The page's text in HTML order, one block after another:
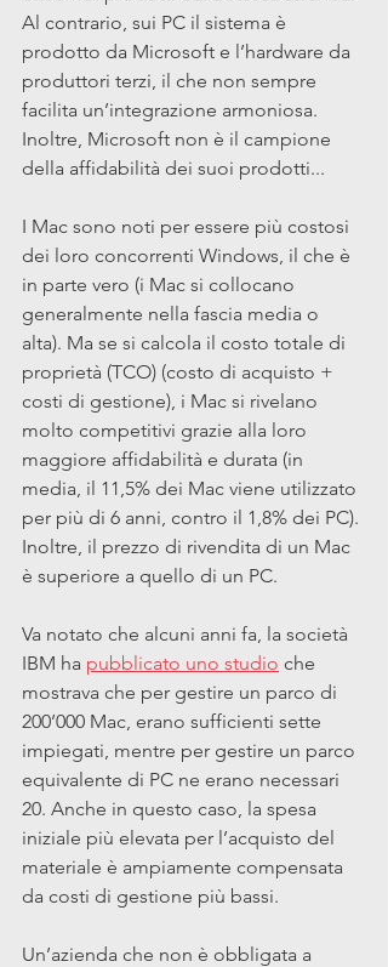
Al contrario, sui PC il sistema è
prodotto da Microsoft e l’hardware da
produttori terzi, il che non sempre
facilita un’integrazione armoniosa.
Inoltre, Microsoft non è il campione
della affidabilità dei suoi prodotti...
I Mac sono noti per essere più costosi
dei loro concorrenti Windows, il che è
in parte vero (i Mac si collocano
generalmente nella fascia media o
alta). Ma se si calcola il costo totale di
proprietà (TCO) (costo di acquisto +
costi di gestione), i Mac si rivelano
molto competitivi grazie alla loro
maggiore affidabilità e durata (in
media, il 11,5% dei Mac viene utilizzato
per più di 6 anni, contro il 1,8% dei PC).
Inoltre, il prezzo di rivendita di un Mac
è superiore a quello di un PC.
Va notato che alcuni anni fa, la società
IBM ha pubblicato uno studio che
mostrava che per gestire un parco di
200’000 Mac, erano sufficienti sette
impiegati, mentre per gestire un parco
equivalente di PC ne erano necessari
20. Anche in questo caso, la spesa
iniziale più elevata per l’acquisto del
materiale è ampiamente compensata
da costi di gestione più bassi.
Un’azienda che non è obbligata a